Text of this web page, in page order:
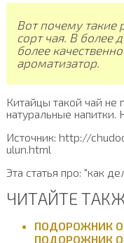
Вот почему такие
сорт чая. В более
более
ароматизатор.
Китайцы такой чай не
натуральные
Источник: http://
ulun.html
Эта статья про: "как
ЧИТАЙТЕ
ПОДОРОЖНИК
ПОДОРОЖНИК